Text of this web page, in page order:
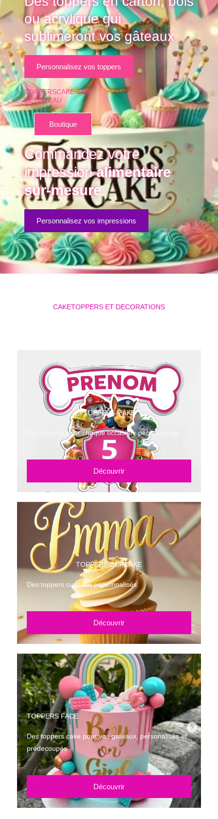
ou acrylique qui
sublimeront vos gâteaux
Personnalisez vos toppers
TOPPERSCAKE SUR
LE GATEAU
Boutique
Commandez votre
impressionalimentaire
sur-mesure
Personnalisez vos impressions
CAKETOPPERS ET DECORATIONS
TOPPERS CAKE
Des toppers pour chaque occasion, personnalisés
Découvrir
TOPPERS CUPCAKE
Des toppers cupcake personnalisés
Découvrir
TOPPERS FACE
Des toppers cake pour vos gateaux, personalisés et
prédecoupés
Découvrir